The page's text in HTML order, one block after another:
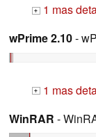
+ 1 mas
wPrime 2.10-
+ 1 mas
WinRAR -